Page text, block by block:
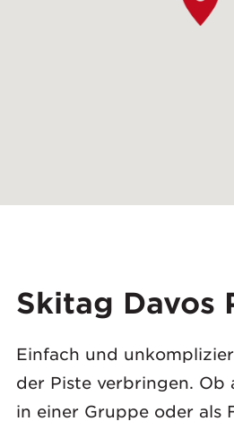
Skitag Davos
Einfach und
der Piste verbringen. Ob
in einer Gruppe oder als